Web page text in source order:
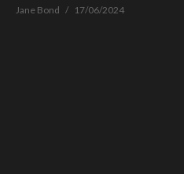
Jane Bond 17/06/2024